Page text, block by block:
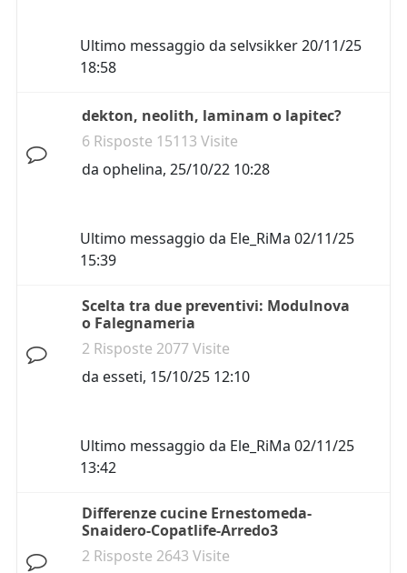
Ultimo messaggio da selvsikker20/11/25
18:58
dekton, neolith, laminam o lapitec?
6 Risposte 15113 Visite
da ophelina, 25/10/22 10:28
Ultimo messaggio da Ele_RiMa 02/11/25
15:39
Scelta tra due preventivi: Modulnova
o Falegnameria
2 Risposte 2077 Visite
da esseti, 15/10/25 12:10
Ultimo messaggio da Ele_RiMa 02/11/25
13:42
Differenze cucine Ernestomeda-
Snaidero-Copatlife-Arredo3
2 Risposte 2643 Visite